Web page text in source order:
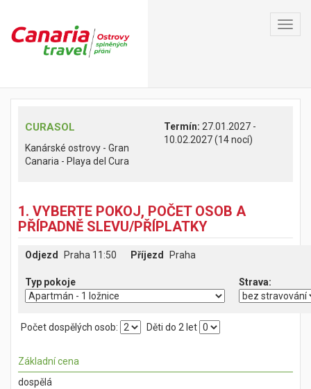
CURASOL
Kanárské ostrovy - Gran
Canaria - Playa del Cura
Termín: 27.01.2027 -
10.02.2027 (14 nocí)
1. VYBERTE POKOJ, POČET OSOB A
PŘÍPADNĚ SLEVU/PŘÍPLATKY
Odjezd Praha 11:50 Příjezd Praha
Typ pokoje
Počet dospělých osob: Děti do 2 let
Základní cena
dospělá